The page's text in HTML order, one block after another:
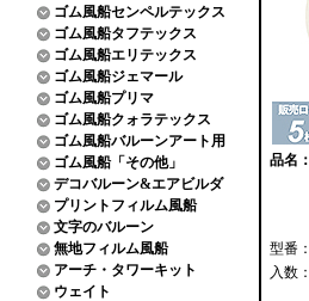
ゴム風船センペルテックス
ゴム風船タフテックス
ゴム風船エリテックス
ゴム風船ジェマール
ゴム風船プリマ
ゴム風船クォラテックス
ゴム風船バルーンアート用
ゴム風船「その他」
デコバルーン&エアビルダ
プリントフィルム風船
文字のバルーン
無地フィルム風船
アーチ・タワーキット
ウェイト
品名：
型番：
入数：